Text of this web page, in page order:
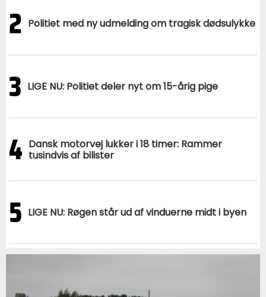
2 Politiet med ny udmelding om tragisk dødsulykke
3 LIGE NU: Politiet deler nyt om 15-årig pige
4 Dansk motorvej lukker i 18 timer: Rammer
tusindvis af bilister
5 LIGE NU: Røgen står ud af vinduerne midt i byen